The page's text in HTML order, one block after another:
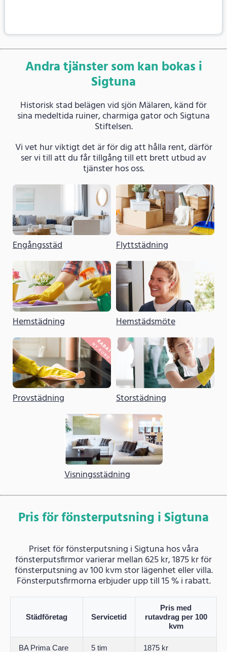
Andra tjänster som kan bokas i
Sigtuna
Historisk stad belägen vid sjön Mälaren, känd för
sina medeltida ruiner, charmiga gator och Sigtuna
Stiftelsen.
Vi vet hur viktigt det är för dig att hålla rent, därför
ser vi till att du får tillgång till ett brett utbud av
tjänster hos oss.
Engångsstäd Flyttstädning
Hemstädning Hemstädsmöte
Provstädning Storstädning
Visningsstädning
Pris för fönsterputsning i Sigtuna
Priset för fönsterputsning i Sigtuna hos våra
fönsterputsfirmor varierar mellan 625 kr, 1875 kr för
fönsterputsning av 100 kvm stor lägenhet eller villa.
Fönsterputsfirmorna erbjuder upp till 15 % i rabatt.
Städföretag Servicetid
Pris med
rutavdrag per 100
kvm
BA Prima Care 5 tim 1875 kr